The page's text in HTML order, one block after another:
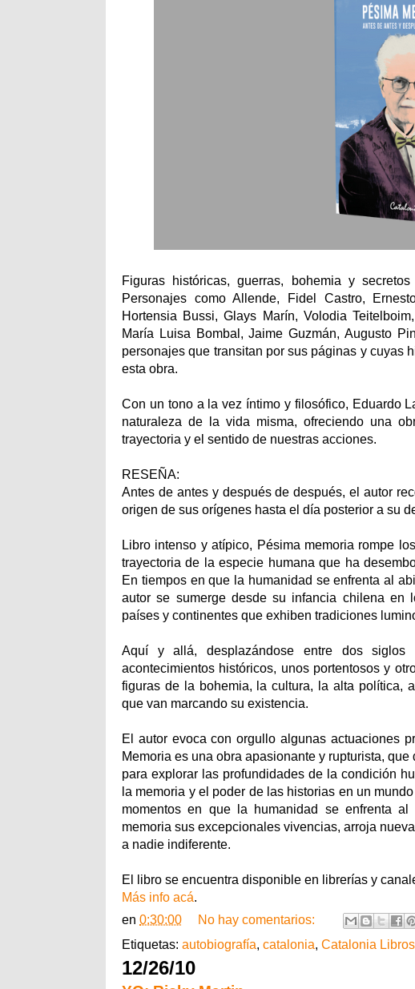
Figuras históricas, guerras, bohemia y
Personajes como Allende, Fidel Castro,
Hortensia Bussi, Glays Marín, Volodia
María Luisa Bombal, Jaime Guzmán, Augusto
personajes que transitan por sus páginas y cuyas
esta obra.
Con un tono a la vez íntimo y filosófico, Eduardo
naturaleza de la vida misma, ofreciendo una
trayectoria y el sentido de nuestras acciones.
RESEÑA:
Antes de antes y después de después, el autor
origen de sus orígenes hasta el día posterior a su
Libro intenso y atípico, Pésima memoria rompe
trayectoria de la especie humana que ha
En tiempos en que la humanidad se enfrenta al
autor se sumerge desde su infancia chilena en
países y continentes que exhiben tradiciones
Aquí y allá, desplazándose entre dos
acontecimientos históricos, unos portentosos y
figuras de la bohemia, la cultura, la alta política,
que van marcando su existencia.
El autor evoca con orgullo algunas actuaciones
Memoria es una obra apasionante y rupturista,
para explorar las profundidades de la condición
la memoria y el poder de las historias en un
momentos en que la humanidad se enfrenta
memoria sus excepcionales vivencias, arroja
a nadie indiferente.
El libro se encuentra disponible en librerías y
Más info acá.
en 0:30:00
No hay comentarios:
Etiquetas: autobiografía, catalonia, Catalonia Libros
12/26/10